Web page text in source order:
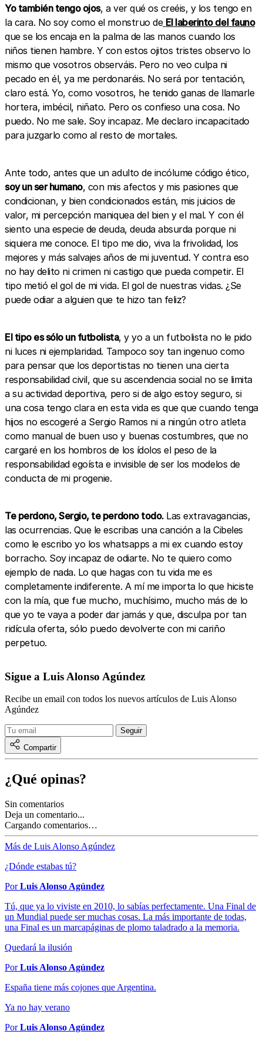
Yo también tengo ojos, a ver qué os creéis, y los tengo en
la cara. No soy como el monstruo de El laberinto del fauno
que se los encaja en la palma de las manos cuando los
niños tienen hambre. Y con estos ojitos tristes observo lo
mismo que vosotros observáis. Pero no veo culpa ni
pecado en él, ya me perdonaréis. No será por tentación,
claro está. Yo, como vosotros, he tenido ganas de llamarle
hortera, imbécil, niñato. Pero os confieso una cosa. No
puedo. No me sale. Soy incapaz. Me declaro incapacitado
para juzgarlo como al resto de mortales.
Ante todo, antes que un adulto de incólume código ético,
soy un ser humano, con mis afectos y mis pasiones que
condicionan, y bien condicionados están, mis juicios de
valor, mi percepción maniquea del bien y el mal. Y con él
siento una especie de deuda, deuda absurda porque ni
siquiera me conoce. El tipo me dio, viva la frivolidad, los
mejores y más salvajes años de mi juventud. Y contra eso
no hay delito ni crimen ni castigo que pueda competir. El
tipo metió el gol de mi vida. El gol de nuestras vidas. ¿Se
puede odiar a alguien que te hizo tan feliz?
El tipo es sólo un futbolista, y yo a un futbolista no le pido
ni luces ni ejemplaridad. Tampoco soy tan ingenuo como
para pensar que los deportistas no tienen una cierta
responsabilidad civil, que su ascendencia social no se limita
a su actividad deportiva, pero si de algo estoy seguro, si
una cosa tengo clara en esta vida es que que cuando tenga
hijos no escogeré a Sergio Ramos ni a ningún otro atleta
como manual de buen uso y buenas costumbres, que no
cargaré en los hombros de los ídolos el peso de la
responsabilidad egoísta e invisible de ser los modelos de
conducta de mi progenie.
Te perdono, Sergio, te perdono todo.Las extravagancias,
las ocurrencias. Que le escribas una canción a la Cibeles
como le escribo yo los whatsapps a mi ex cuando estoy
borracho. Soy incapaz de odiarte. No te quiero como
ejemplo de nada. Lo que hagas con tu vida me es
completamente indiferente. A mí me importa lo que hiciste
con la mía, que fue mucho, muchísimo, mucho más de lo
que yo te vaya a poder dar jamás y que, disculpa por tan
ridícula oferta, sólo puedo devolverte con mi cariño
perpetuo.
Sigue a Luis Alonso Agúndez
Recibe un email con todos los nuevos artículos de Luis Alonso
Agúndez
Compartir
¿Qué opinas?
Sin comentarios
Deja un comentario...
Cargando comentarios…
Más de Luis Alonso Agúndez
¿Dónde estabas tú?
PorLuis Alonso Agúndez
Tú, que ya lo viviste en 2010, lo sabías perfectamente. Una Final de
un Mundial puede ser muchas cosas. La más importante de todas,
una Final es un marcapáginas de plomo taladrado a la memoria.
Quedará la ilusión
PorLuis Alonso Agúndez
España tiene más cojones que Argentina.
Ya no hay verano
PorLuis Alonso Agúndez